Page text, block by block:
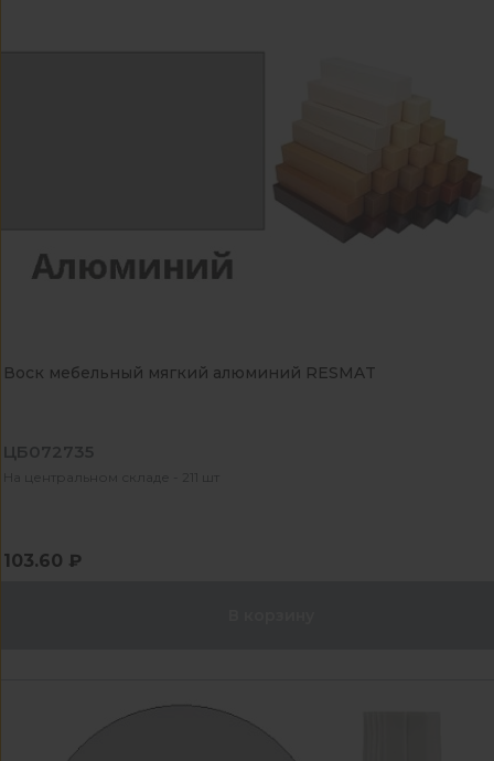
Воск мебельный мягкий алюминий RESMAT
ЦБ072735
На центральном складе - 211 шт
103.60 ₽